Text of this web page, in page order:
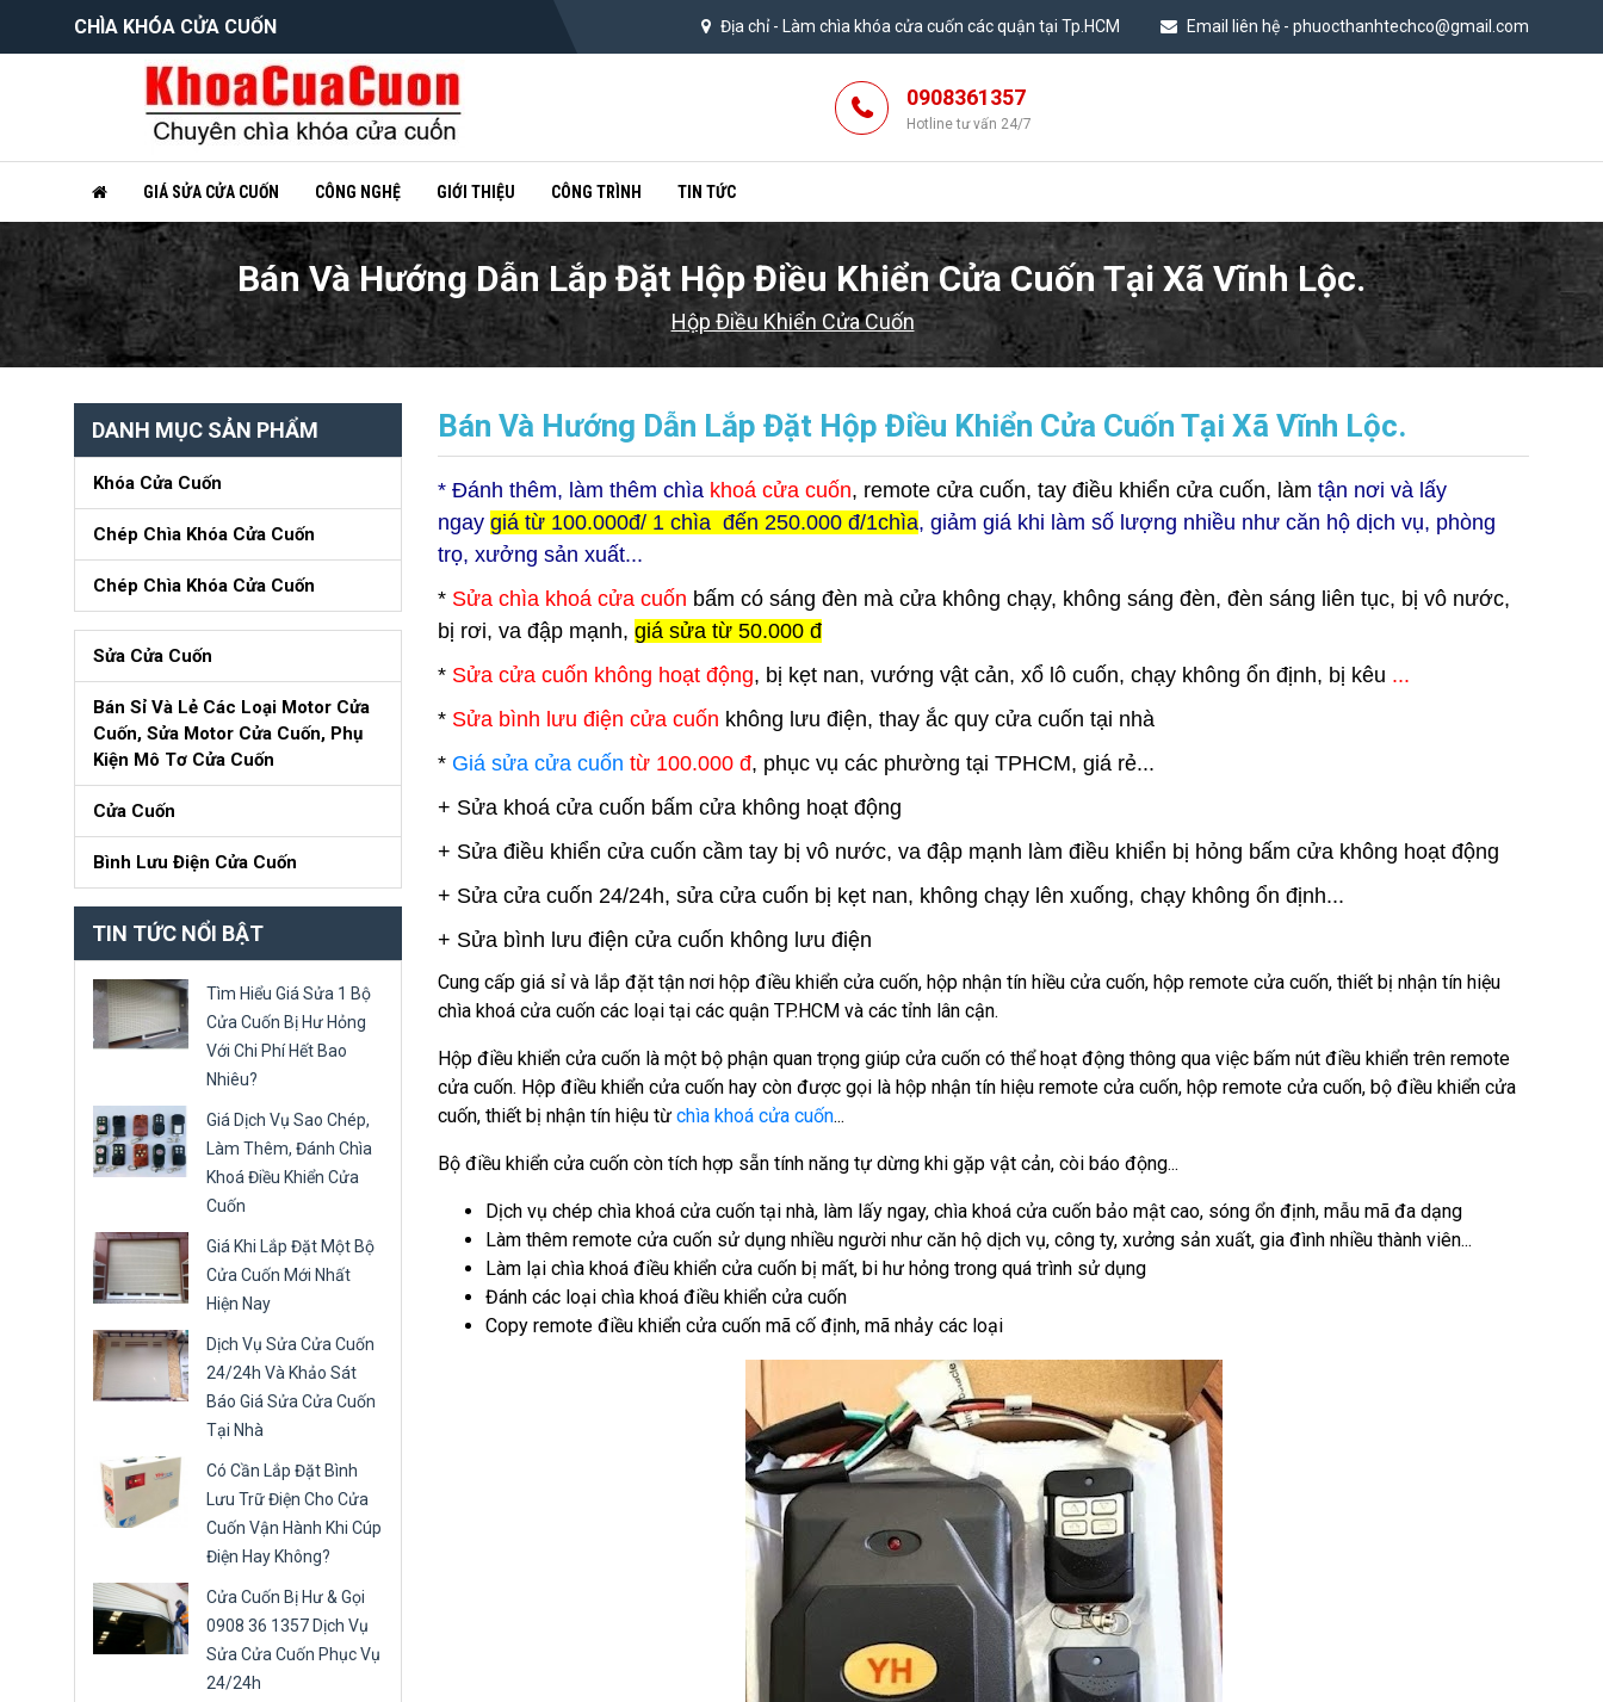
CHÌA KHÓA CỬA CUỐN Địa chỉ - Làm chìa khóa cửa cuốn các quận tại Tp.HCM Email liên hệ - phuocthanhtechco@gmail.com
0908361357
Hotline tư vấn 24/7
GIÁ SỬA CỬA CUỐN CÔNG NGHỆ GIỚI THIỆU CÔNG TRÌNH TIN TỨC
Bán Và Hướng Dẫn Lắp Đặt Hộp Điều Khiển Cửa Cuốn Tại Xã Vĩnh Lộc.
Hộp Điều Khiển Cửa Cuốn
DANH MỤC SẢN PHẨM
Khóa Cửa Cuốn
Chép Chìa Khóa Cửa Cuốn
Chép Chìa Khóa Cửa Cuốn
Sửa Cửa Cuốn
Bán Sỉ Và Lẻ Các Loại Motor Cửa
Cuốn, Sửa Motor Cửa Cuốn, Phụ
Kiện Mô Tơ Cửa Cuốn
Cửa Cuốn
Bình Lưu Điện Cửa Cuốn
TIN TỨC NỔI BẬT
Tìm Hiểu Giá Sửa 1 Bộ
Cửa Cuốn Bị Hư Hỏng
Với Chi Phí Hết Bao
Nhiêu?
Giá Dịch Vụ Sao Chép,
Làm Thêm, Đánh Chìa
Khoá Điều Khiển Cửa
Cuốn
Giá Khi Lắp Đặt Một Bộ
Cửa Cuốn Mới Nhất
Hiện Nay
Dịch Vụ Sửa Cửa Cuốn
24/24h Và Khảo Sát
Báo Giá Sửa Cửa Cuốn
Tại Nhà
Có Cần Lắp Đặt Bình
Lưu Trữ Điện Cho Cửa
Cuốn Vận Hành Khi Cúp
Điện Hay Không?
Cửa Cuốn Bị Hư & Gọi
0908 36 1357 Dịch Vụ
Sửa Cửa Cuốn Phục Vụ
24/24h
Bán Và Hướng Dẫn Lắp Đặt Hộp Điều Khiển Cửa Cuốn Tại Xã Vĩnh Lộc.
* Đánh thêm, làm thêm chìa khoá cửa cuốn, remote cửa cuốn, tay điều khiển cửa cuốn, làm tận nơi và lấy
ngay giá từ 100.000đ/ 1 chìa đến 250.000 đ/1chìa, giảm giá khi làm số lượng nhiều như căn hộ dịch vụ, phòng
trọ, xưởng sản xuất...
* Sửa chìa khoá cửa cuốn bấm có sáng đèn mà cửa không chạy, không sáng đèn, đèn sáng liên tục, bị vô nước,
bị rơi, va đập mạnh, giá sửa từ 50.000 đ
* Sửa cửa cuốn không hoạt động, bị kẹt nan, vướng vật cản, xổ lô cuốn, chạy không ổn định, bị kêu ...
* Sửa bình lưu điện cửa cuốn không lưu điện, thay ắc quy cửa cuốn tại nhà
* Giá sửa cửa cuốn từ 100.000 đ, phục vụ các phường tại TPHCM, giá rẻ...
+ Sửa khoá cửa cuốn bấm cửa không hoạt động
+ Sửa điều khiển cửa cuốn cầm tay bị vô nước, va đập mạnh làm điều khiển bị hỏng bấm cửa không hoạt động
+ Sửa cửa cuốn 24/24h, sửa cửa cuốn bị kẹt nan, không chạy lên xuống, chạy không ổn định...
+ Sửa bình lưu điện cửa cuốn không lưu điện
Cung cấp giá sỉ và lắp đặt tận nơi hộp điều khiển cửa cuốn, hộp nhận tín hiều cửa cuốn, hộp remote cửa cuốn, thiết bị nhận tín hiệu
chìa khoá cửa cuốn các loại tại các quận TP.HCM và các tỉnh lân cận.
Hộp điều khiển cửa cuốn là một bộ phận quan trọng giúp cửa cuốn có thể hoạt động thông qua việc bấm nút điều khiển trên remote
cửa cuốn. Hộp điều khiển cửa cuốn hay còn được gọi là hộp nhận tín hiệu remote cửa cuốn, hộp remote cửa cuốn, bộ điều khiển cửa
cuốn, thiết bị nhận tín hiệu từ chìa khoá cửa cuốn...
Bộ điều khiển cửa cuốn còn tích hợp sẵn tính năng tự dừng khi gặp vật cản, còi báo động...
Dịch vụ chép chìa khoá cửa cuốn tại nhà, làm lấy ngay, chìa khoá cửa cuốn bảo mật cao, sóng ổn định, mẫu mã đa dạng
Làm thêm remote cửa cuốn sử dụng nhiều người như căn hộ dịch vụ, công ty, xưởng sản xuất, gia đình nhiều thành viên...
Làm lại chìa khoá điều khiển cửa cuốn bị mất, bi hư hỏng trong quá trình sử dụng
Đánh các loại chìa khoá điều khiển cửa cuốn
Copy remote điều khiển cửa cuốn mã cố định, mã nhảy các loại